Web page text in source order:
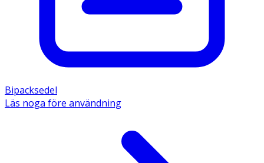
Bipacksedel
Läs noga före användning